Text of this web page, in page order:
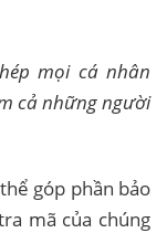
mọi cá nhân
cả những người
góp phần bảo
mã của chúng